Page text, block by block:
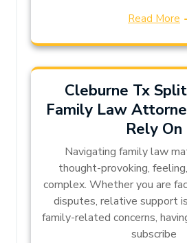
Read More
Cleburne Tx
Family Law
Rely On
Navigating family law
thought-provoking,
complex. Whether you are
disputes, relative support
family-related concerns,
subscribe